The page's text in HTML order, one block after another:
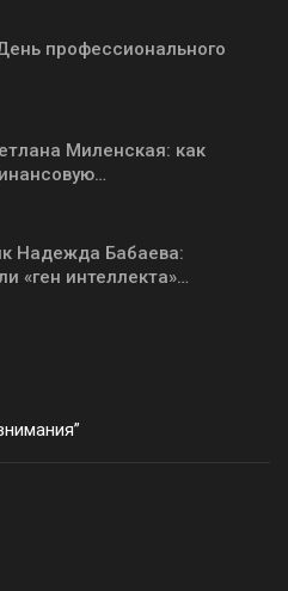
профессионального
Миленская: как
Надежда Бабаева:
«ген интеллекта»…